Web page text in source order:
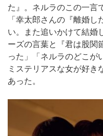
た』。ネルラのこの一言
「幸太郎さんの『離婚
い。また追いかけて結婚
ーズの言葉と『君は股関
った」「ネルラのどこが
ミステリアスな女が好き
あった。